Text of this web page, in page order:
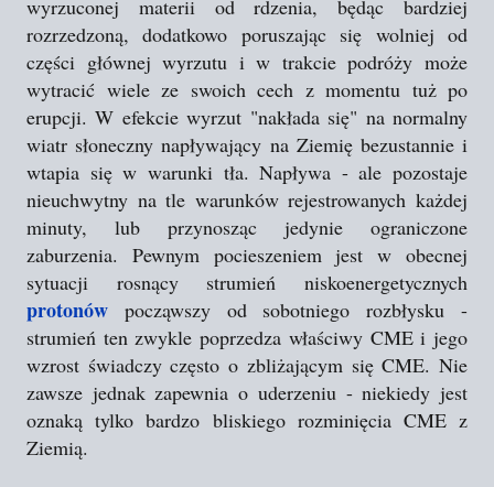
wyrzuconej materii od rdzenia, będąc bardziej
rozrzedzoną, dodatkowo poruszając się wolniej od
części głównej wyrzutu i w trakcie podróży może
wytracić wiele ze swoich cech z momentu tuż po
erupcji. W efekcie wyrzut "nakłada się" na normalny
wiatr słoneczny napływający na Ziemię bezustannie i
wtapia się w warunki tła. Napływa - ale pozostaje
nieuchwytny na tle warunków rejestrowanych każdej
minuty, lub przynosząc jedynie ograniczone
zaburzenia. Pewnym pocieszeniem jest w obecnej
sytuacji rosnący strumień niskoenergetycznych
protonów począwszy od sobotniego rozbłysku -
strumień ten zwykle poprzedza właściwy CME i jego
wzrost świadczy często o zbliżającym się CME. Nie
zawsze jednak zapewnia o uderzeniu - niekiedy jest
oznaką tylko bardzo bliskiego rozminięcia CME z
Ziemią.